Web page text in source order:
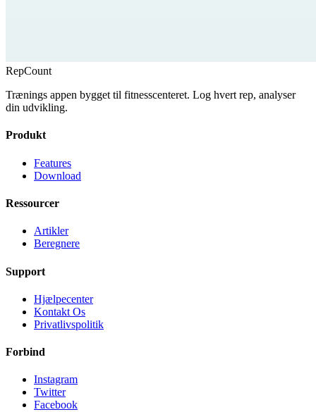
RepCount
Trænings appen bygget til fitnesscenteret. Log hvert rep, analyser
din udvikling.
Produkt
Features
Download
Ressourcer
Artikler
Beregnere
Support
Hjælpecenter
Kontakt Os
Privatlivspolitik
Forbind
Instagram
Twitter
Facebook